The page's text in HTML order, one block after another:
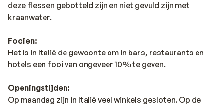
deze flessen gebotteld zijn en niet gevuld zijn met
kraanwater.
Fooien:
Het is in Italië de gewoonte om in bars, restaurants en
hotels een fooi van ongeveer 10% te geven.
Openingstijden:
Op maandag zijn in Italië veel winkels gesloten. Op de